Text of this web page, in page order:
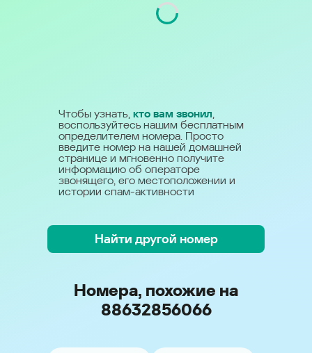
Чтобы узнать, кто вам звонил,
воспользуйтесь нашим бесплатным
определителем номера. Просто
введите номер на нашей домашней
странице и мгновенно получите
информацию об операторе
звонящего, его местоположении и
истории спам-активности
Найти другой номер
Номера, похожие на
88632856066